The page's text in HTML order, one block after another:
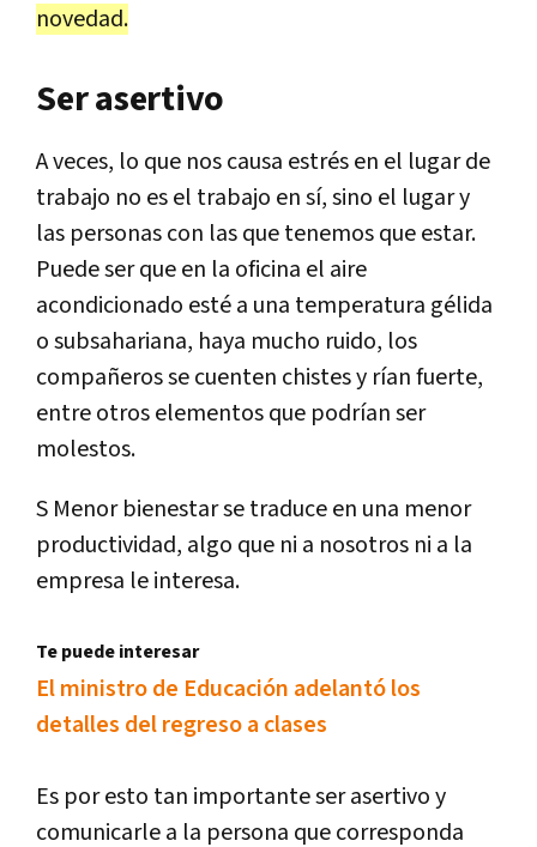
novedad.
Ser asertivo
A veces, lo que nos causa estrés en el lugar de
trabajo no es el trabajo en sí, sino el lugar y
las personas con las que tenemos que estar.
Puede ser que en la oficina el aire
acondicionado esté a una temperatura gélida
o subsahariana, haya mucho ruido, los
compañeros se cuenten chistes y rían fuerte,
entre otros elementos que podrían ser
molestos.
S Menor bienestar se traduce en una menor
productividad, algo que ni a nosotros ni a la
empresa le interesa.
Te puede interesar
El ministro de Educación adelantó los
detalles del regreso a clases
Es por esto tan importante ser asertivo y
comunicarle a la persona que corresponda